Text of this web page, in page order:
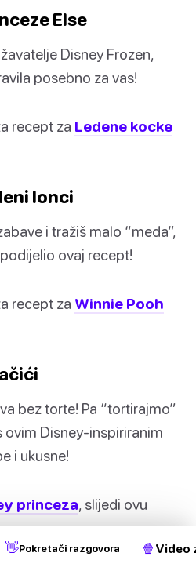
Else
Disney Frozen,
posebno za vas!
recept za Ledene kocke
lonci
i tražiš malo “meda”,
ovaj recept!
recept za Winnie Pooh
bez torte! Pa “tortirajmo”
Disney-inspiriranim
i ukusne!
princeza, slijedi ovu
👋Pokretači razgovora 🍿 Video